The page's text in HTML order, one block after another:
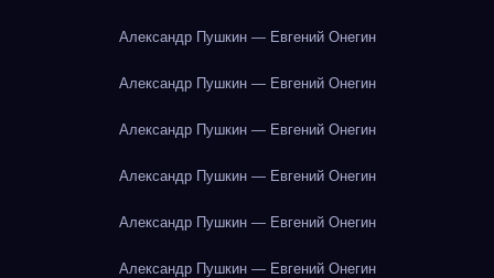
Александр Пушкин — Евгений Онегин
Александр Пушкин — Евгений Онегин
Александр Пушкин — Евгений Онегин
Александр Пушкин — Евгений Онегин
Александр Пушкин — Евгений Онегин
Александр Пушкин — Евгений Онегин